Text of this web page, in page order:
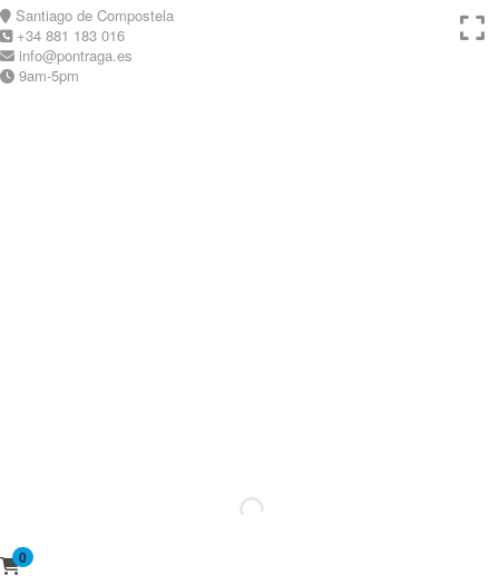
Skip
to
content
Santiago de Compostela
+34 881 183 016
info@pontraga.es
9am-5pm
0